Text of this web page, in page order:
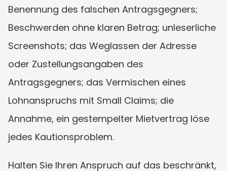
Benennung des falschen Antragsgegners;
Beschwerden ohne klaren Betrag; unleserliche
Screenshots; das Weglassen der Adresse
oder Zustellungsangaben des
Antragsgegners; das Vermischen eines
Lohnanspruchs mit Small Claims; die
Annahme, ein gestempelter Mietvertrag löse
jedes Kautionsproblem.
Halten Sie Ihren Anspruch auf das beschränkt,